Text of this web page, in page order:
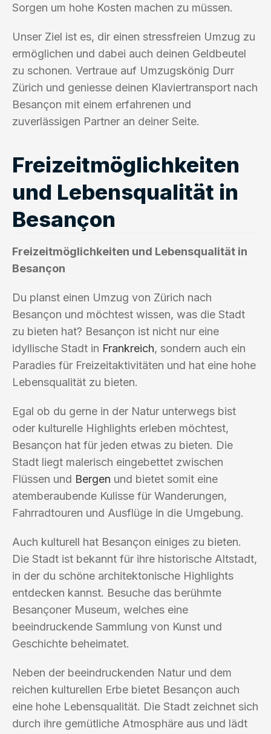
Sorgen um hohe Kosten machen zu müssen.
Unser Ziel ist es, dir einen stressfreien Umzug zu
ermöglichen und dabei auch deinen Geldbeutel
zu schonen. Vertraue auf Umzugskönig Durr
Zürich und geniesse deinen Klaviertransport nach
Besançon mit einem erfahrenen und
zuverlässigen Partner an deiner Seite.
Freizeitmöglichkeiten
und Lebensqualität in
Besançon
Freizeitmöglichkeiten und Lebensqualität in
Besançon
Du planst einen Umzug von Zürich nach
Besançon und möchtest wissen, was die Stadt
zu bieten hat? Besançon ist nicht nur eine
idyllische Stadt in Frankreich, sondern auch ein
Paradies für Freizeitaktivitäten und hat eine hohe
Lebensqualität zu bieten.
Egal ob du gerne in der Natur unterwegs bist
oder kulturelle Highlights erleben möchtest,
Besançon hat für jeden etwas zu bieten. Die
Stadt liegt malerisch eingebettet zwischen
Flüssen und Bergen und bietet somit eine
atemberaubende Kulisse für Wanderungen,
Fahrradtouren und Ausflüge in die Umgebung.
Auch kulturell hat Besançon einiges zu bieten.
Die Stadt ist bekannt für ihre historische Altstadt,
in der du schöne architektonische Highlights
entdecken kannst. Besuche das berühmte
Besançoner Museum, welches eine
beeindruckende Sammlung von Kunst und
Geschichte beheimatet.
Neben der beeindruckenden Natur und dem
reichen kulturellen Erbe bietet Besançon auch
eine hohe Lebensqualität. Die Stadt zeichnet sich
durch ihre gemütliche Atmosphäre aus und lädt